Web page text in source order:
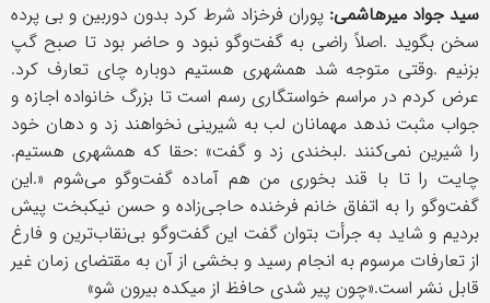
سید جواد میرهاشمی:پوران فرخزاد شرط کرد بدون دوربین و بی پرده
سخن بگوید .اصلاً راضی به گفتوگو نبود و حاضر بود تا صبح گپ
بزنیم.وقتی متوجه شد همشهری هستیم دوباره چای تعارف کرد.
عرض کردم در مراسم خواستگاری رسم است تا بزرگ خانواده اجازه و
جواب مثبت ندهد مهمانان لب به شیرینی نخواهند زد و دهان خود
را شیرین نمیکنند .لبخندی زد و گفت: «حقا که همشهری هستیم.
چایت را تا با قند بخوری من هم آماده گفتوگو میشوم .»این
گفتوگو را به اتفاق خانم فرخنده حاجیزاده و حسن نیکبخت پیش
بردیم و شاید به جرأت بتوان گفت این گفتوگو بینقابترین و فارغ
از تعارفات مرسوم به انجام رسید و بخشی از آن به مقتضای زمان غیر
قابل نشر است.«چون پیر شدی حافظ از میکده بیرون شو»